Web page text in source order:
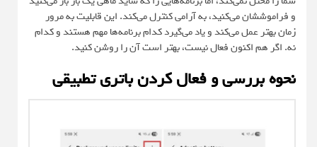
و فراموششان می‌کنید، به آرامی کنترل می‌کند. این قابلیت به مرور
زمان بهتر عمل می‌کند و یاد می‌گیرد کدام برنامه‌ها مهم هستند و کدام
نه. اگر هم اکنون فعال نیست، بهتر است آن را روشن کنید.
نحوه بررسی و فعال کردن باتری تطبیقی